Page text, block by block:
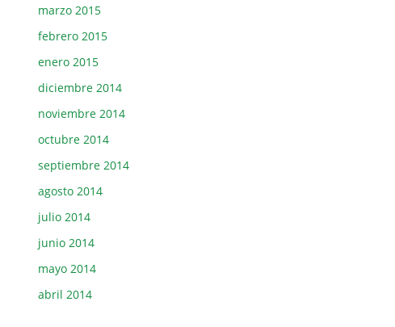
marzo 2015
febrero 2015
enero 2015
diciembre 2014
noviembre 2014
octubre 2014
septiembre 2014
agosto 2014
julio 2014
junio 2014
mayo 2014
abril 2014